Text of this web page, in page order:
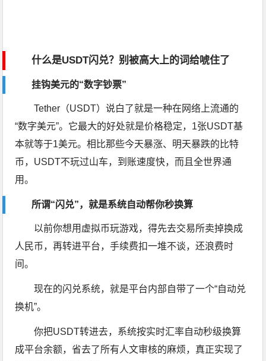
什么是USDT闪兑？别被高大上的词给唬住了
挂钩美元的“数字钞票”
Tether（USDT）说白了就是一种在网络上流通的
“数字美元”。它最大的好处就是价格稳定，1张USDT基
本就等于1美元。相比那些今天暴涨、明天暴跌的比特
币，USDT不玩过山车，到账速度快，而且全世界通
用。
所谓“闪兑”，就是系统自动帮你秒换算
以前你想用虚拟币玩游戏，得先去交易所卖掉换成
人民币，再转进平台，手续费扣一堆不谈，还浪费时
间。
现在的闪兑系统，就是平台内部自带了一个“自动兑
换机”。
你把USDT转进去，系统按实时汇率自动秒级换算
成平台余额，省去了所有人文审核的麻烦，真正实现了